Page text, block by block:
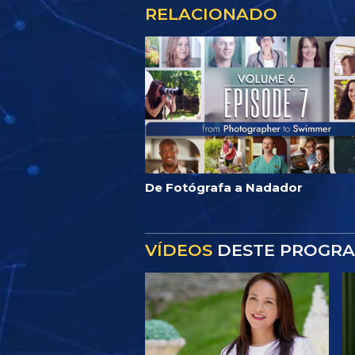
RELACIONADO
De Fotógrafa a Nadador
VÍDEOS DESTE